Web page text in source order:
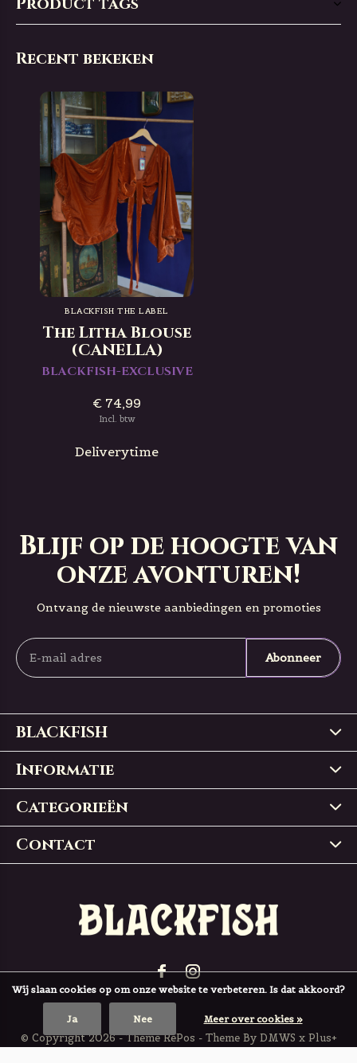
Recent bekeken
BLACKFISH THE LABEL
The Litha Blouse
(CANELLA)
BLACKFISH-EXCLUSIVE
€ 74,99
Incl. btw
Deliverytime
Blijf op de hoogte van
onze avonturen!
Ontvang de nieuwste aanbiedingen en promoties
Abonneer
BLACKFISH
Informatie
Categorieën
Contact
© Copyright2026- Theme RePos - Theme By DMWS x Plus+
Wij slaan cookies op om onze website te verbeteren. Is dat akkoord?
Ja Nee Meer over cookies »